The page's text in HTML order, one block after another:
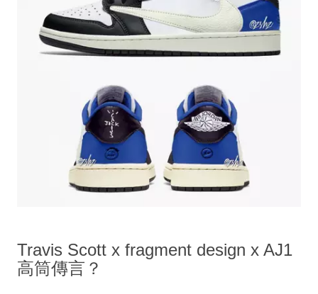
Travis Scott x fragment design x AJ1
高筒傳言？